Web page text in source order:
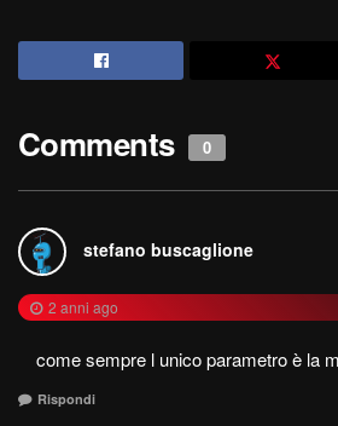
Comments 0
stefano buscaglione
2 anni ago
come sempre l unico parametro è la
Rispondi